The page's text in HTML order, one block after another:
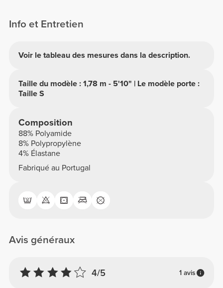
Info et Entretien
Voir le tableau des mesures dans la description.
Taille du modèle : 1,78 m - 5'10" | Le modèle porte :
Taille S
Composition
88% Polyamide
8% Polypropylène
4% Élastane
Fabriqué au Portugal
Avis généraux
4/5 1 avis